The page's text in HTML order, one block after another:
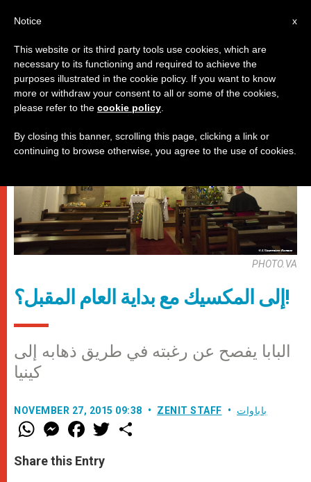
باباوات
PHOTO.VA
إلى المكسيك مع بداية العام المقبل؟!
البابا يفصح عن رغبته في طريق ذهابه إلى
كينيا
NOVEMBER 27, 2015 09:38 ZENIT STAFF باباوات
W
h
t
s
M
e
s
e
F
a
e
b
w
Share this Entry
x
Notice
This website or its third party tools use cookies, which are
necessary to its functioning and required to achieve the
purposes illustrated in the cookie policy. If you want to know
more or withdraw your consent to all or some of the cookies,
please refer to the cookie policy
By closing this banner, scrolling this page, clicking a link or
continuing to browse otherwise, you agree to the use of cookies.